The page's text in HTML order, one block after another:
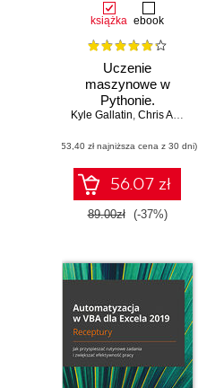
książka ebook
Uczenie
maszynowe w
Pythonie.
Receptury. Od
danych do deep
learningu. Wydanie
II
Kyle Gallatin, Chris Albon
(53,40 zł najniższa cena z 30 dni)
56.07 zł
89.00zł (-37%)